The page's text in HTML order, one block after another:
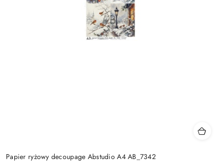
Papier ryżowy decoupage Abstudio A4 AB_7342